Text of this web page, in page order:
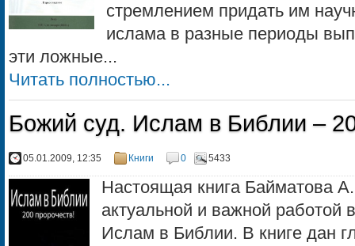
стремлением придать им
ислама в разные периоды
эти ложные...
Читать полностью...
Божий суд. Ислам в Библии –
05.01.2009, 12:35 Книги 0 5433
Настоящая книга Байматова
актуальной и важной работой
Ислам в Библии. В книге дан